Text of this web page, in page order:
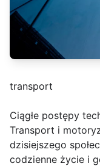
transport
Ciągłe postępy
Transport i
dzisiejszego
codzienne życie i